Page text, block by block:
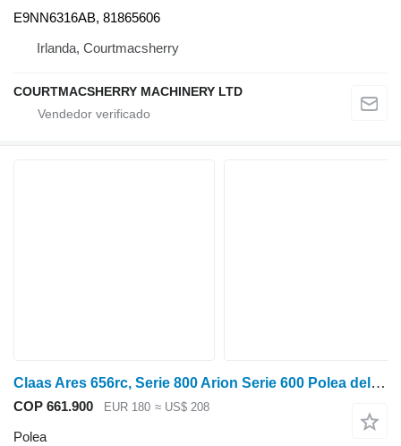
E9NN6316AB, 81865606
Irlanda, Courtmacsherry
COURTMACSHERRY MACHINERY LTD
Claas Ares 656rc, Serie 800 Arion Serie 600 Polea del cigüeñal 640 77 7700066232
COP 661.900 EUR 180 ≈ US$ 208
Polea